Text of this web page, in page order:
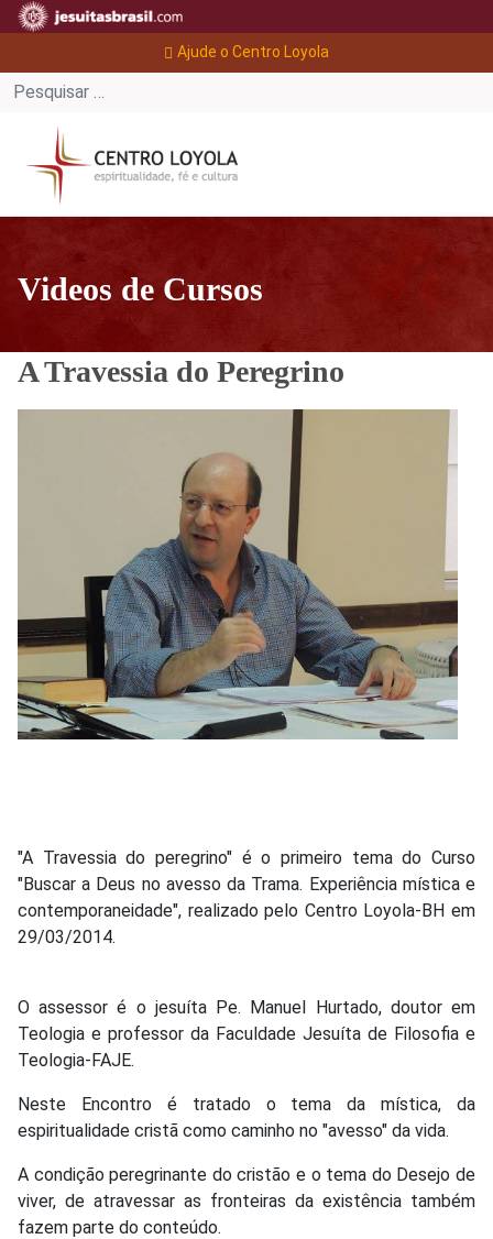
Ajude o Centro Loyola
Videos de Cursos
A Travessia do Peregrino
"A Travessia do peregrino" é o primeiro tema do Curso
"Buscar a Deus no avesso da Trama. Experiência mística e
contemporaneidade", realizado pelo Centro Loyola-BH em
29/03/2014.
O assessor é o jesuíta Pe. Manuel Hurtado, doutor em
Teologia e professor da Faculdade Jesuíta de Filosofia e
Teologia-FAJE.
Neste Encontro é tratado o tema da mística, da
espiritualidade cristã como caminho no "avesso" da vida.
A condição peregrinante do cristão e o tema do Desejo de
viver, de atravessar as fronteiras da existência também
fazem parte do conteúdo.